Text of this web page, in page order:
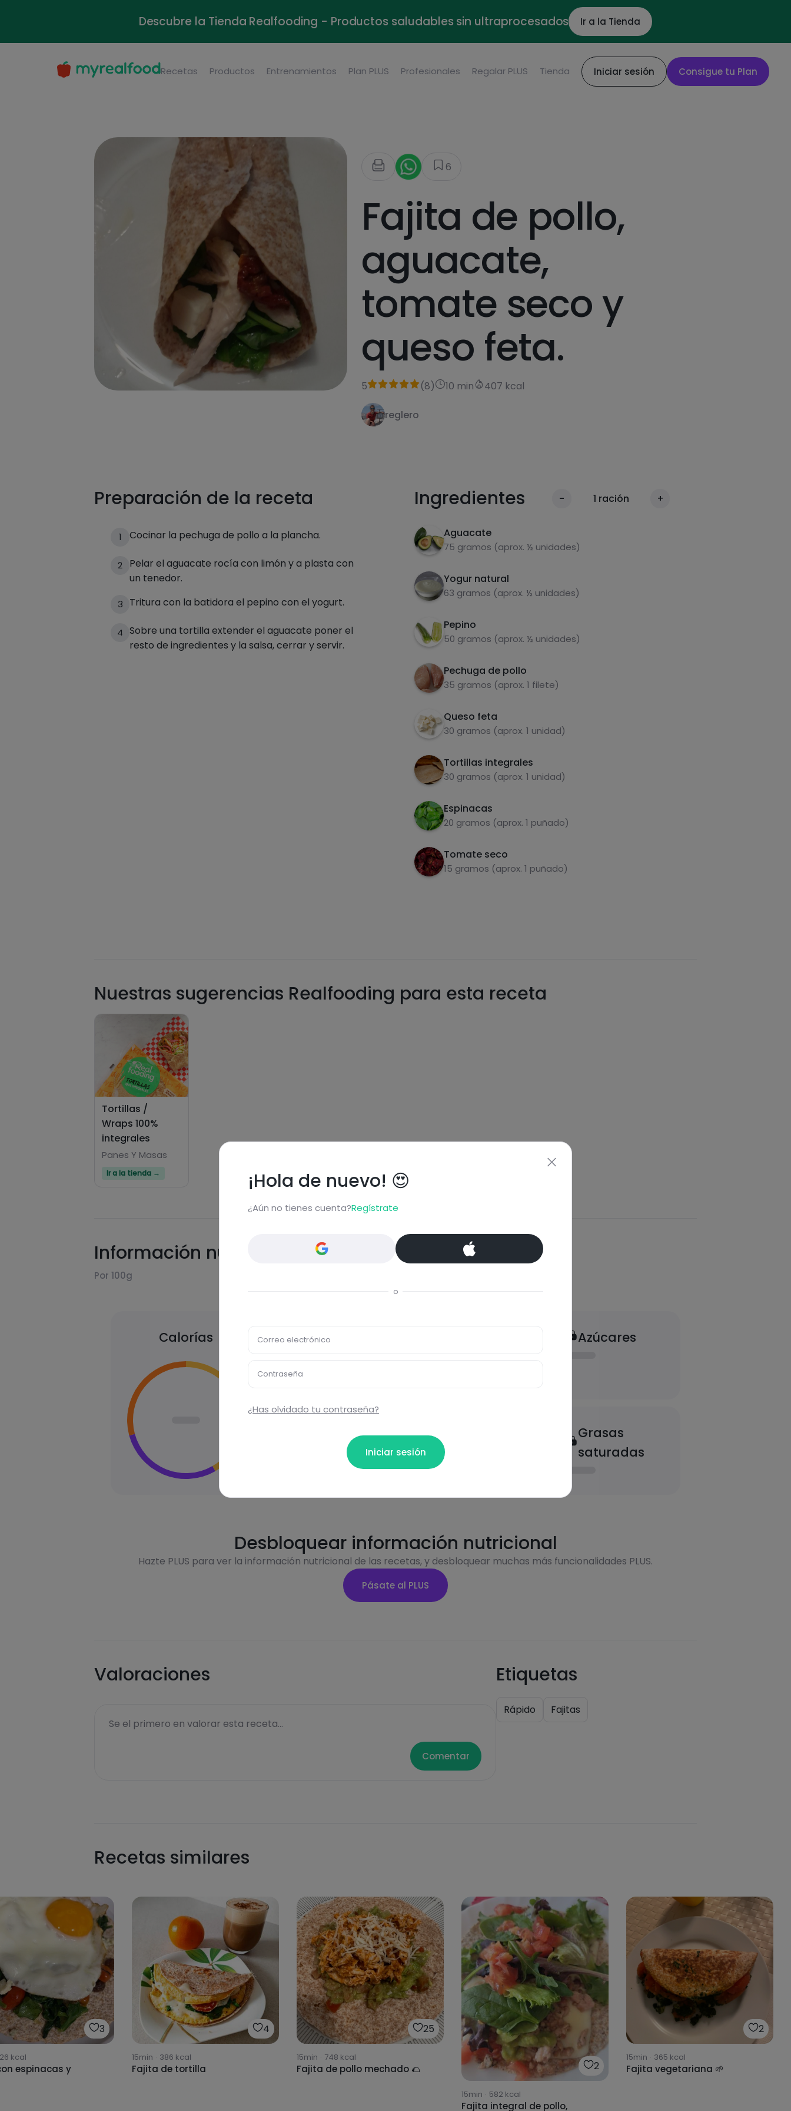
Descubre la Tienda Realfooding - Productos saludables sin ultraprocesados Ir a la Tienda
Recetas Productos Entrenamientos Plan PLUS Profesionales Regalar PLUS Tienda Iniciar sesión Consigue tu Plan
6
Fajita de pollo,
aguacate,
tomate seco y
queso feta.
5 (8) 10 min 407 kcal
reglero
Preparación de la receta
1 Cocinar la pechuga de pollo a la plancha.
2
Pelar el aguacate rocía con limón y a plasta con
un tenedor.
3 Tritura con la batidora el pepino con el yogurt.
4 Sobre una tortilla extender el aguacate poner el
resto de ingredientes y la salsa, cerrar y servir.
Ingredientes - 1 ración +
Aguacate
75 gramos (aprox. ½ unidades)
Yogur natural
63 gramos (aprox. ½ unidades)
Pepino
50 gramos (aprox. ½ unidades)
Pechuga de pollo
35 gramos (aprox. 1 filete)
Queso feta
30 gramos (aprox. 1 unidad)
Tortillas integrales
30 gramos (aprox. 1 unidad)
Espinacas
20 gramos (aprox. 1 puñado)
Tomate seco
15 gramos (aprox. 1 puñado)
Nuestras sugerencias Realfooding para esta receta
Tortillas /
Wraps 100%
integrales
Panes Y Masas
Ir a la tienda →
Información nutricional
Por 100g
Calorías Carbohidratos
Proteínas
Azúcares
Grasas
saturadas
Desbloquear información nutricional
Hazte PLUS para ver la información nutricional de las recetas, y desbloquear muchas más funcionalidades PLUS.
Pásate al PLUS
Valoraciones
Se el primero en valorar esta receta...
Comentar
Etiquetas
Rápido Fajitas
Recetas similares
3
kcal
espinacas y
4
15min · 386 kcal
Fajita de tortilla
25
15min · 748 kcal
Fajita de pollo mechado 🌮 2
15min · 582 kcal
Fajita integral de pollo,
2
15min · 365 kcal
Fajita vegetariana 🌱
¡Hola de nuevo! 😍
¿Aún no tienes cuenta?Regístrate
o
Correo electrónico
Contraseña
¿Has olvidado tu contraseña?
Iniciar sesión